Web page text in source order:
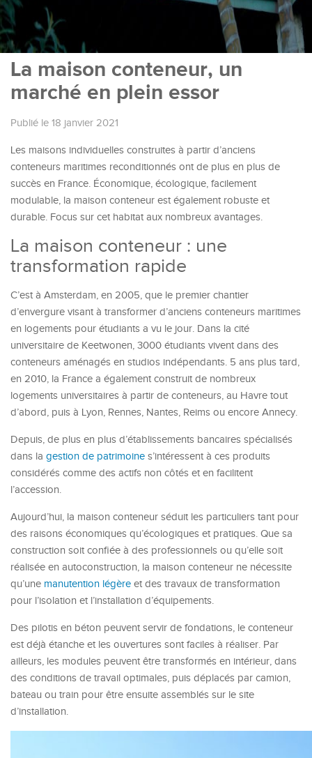
La maison conteneur, un
marché en plein essor
Publié le 18 janvier 2021
Les maisons individuelles construites à partir d’anciens
conteneurs maritimes reconditionnés ont de plus en plus de
succès en France. Économique, écologique, facilement
modulable, la maison conteneur est également robuste et
durable. Focus sur cet habitat aux nombreux avantages.
La maison conteneur : une
transformation rapide
C’est à Amsterdam, en 2005, que le premier chantier
d’envergure visant à transformer d’anciens conteneurs maritimes
en logements pour étudiants a vu le jour. Dans la cité
universitaire de Keetwonen, 3000 étudiants vivent dans des
conteneurs aménagés en studios indépendants. 5 ans plus tard,
en 2010, la France a également construit de nombreux
logements universitaires à partir de conteneurs, au Havre tout
d’abord, puis à Lyon, Rennes, Nantes, Reims ou encore Annecy.
Depuis, de plus en plus d’établissements bancaires spécialisés
dans la gestion de patrimoine s’intéressent à ces produits
considérés comme des actifs non côtés et en facilitent
l’accession.
Aujourd’hui, la maison conteneur séduit les particuliers tant pour
des raisons économiques qu’écologiques et pratiques. Que sa
construction soit confiée à des professionnels ou qu’elle soit
réalisée en autoconstruction, la maison conteneur ne nécessite
qu’une manutention légère et des travaux de transformation
pour l’isolation et l’installation d’équipements.
Des pilotis en béton peuvent servir de fondations, le conteneur
est déjà étanche et les ouvertures sont faciles à réaliser. Par
ailleurs, les modules peuvent être transformés en intérieur, dans
des conditions de travail optimales, puis déplacés par camion,
bateau ou train pour être ensuite assemblés sur le site
d’installation.